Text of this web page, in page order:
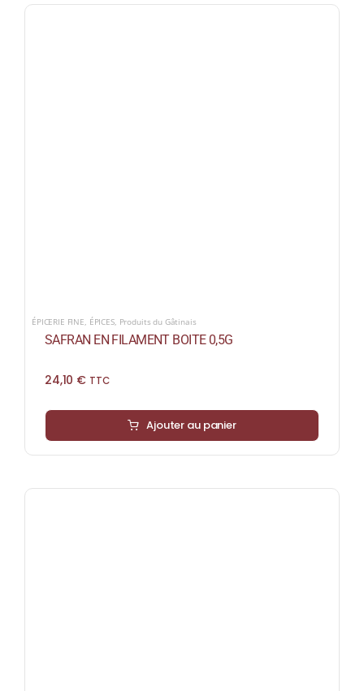
ÉPICERIE FINE ÉPICES, Produits du Gâtinais
SAFRAN EN FILAMENT BOITE 0,5G
24,10 € TTC
Ajouter au panier